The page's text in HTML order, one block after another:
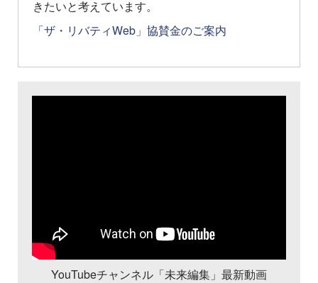
きたいと考えています。
「ザ・リバティWeb」協賛金のご案内
YouTubeチャンネル「未来編集」最新動画